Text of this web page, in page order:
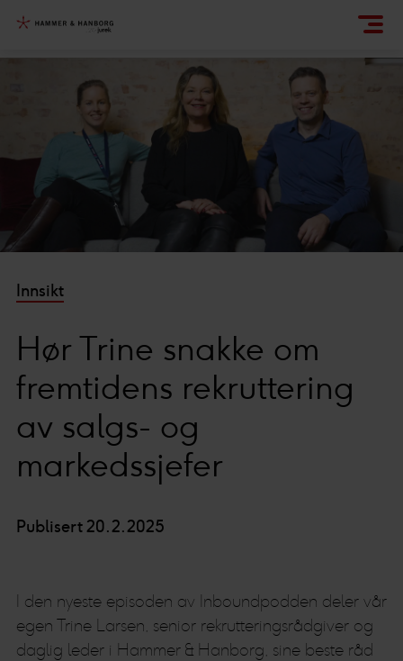
Innsikt
Hør Trine snakke om
fremtidens rekruttering
av salgs- og
markedssjefer
Publisert 20.2.2025
I den nyeste episoden av Inboundpodden deler vår
egen Trine Larsen, senior rekrutteringsrådgiver og
daglig leder i Hammer & Hanborg, sine beste råd